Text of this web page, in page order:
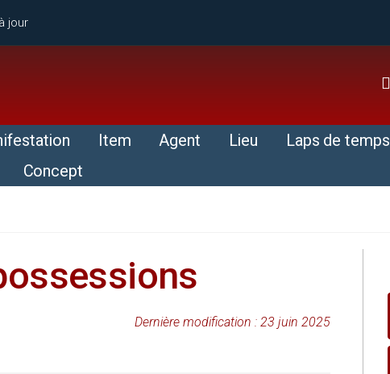
jour
Item Agent Lieu Laps de temps
Concept
Dernière modification : 23 juin 2025